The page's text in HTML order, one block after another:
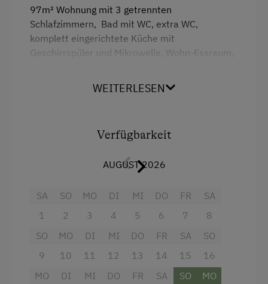
Garten/Wiese
Hausgarten
Mithilfe am Hof
Stallbekleidung
Kinder-Ausstattung
Kinderspielplatz
97m² Wohnung mit 3 getrennten
Schlafzimmern, Bad mit WC, extra WC,
komplett eingerichtete Küche mit
Geschirrspüler und Mikrowelle, Wohn-Essraum,
Tischtennis, Tiere streicheln, , geführte Alm-
Schwimmbäder, mit Bus und Bahn in ganz
Ausstattung
Küche
Kühlschrank
Wlan
Doppelbett
WEITERLESEN
Verfügbarkeit
AUGUST 2026
SA
1
SO
2
MO
3
DI
4
MI
5
DO
6
FR
7
SA
8
SO
9
MO
10
DI
11
MI
12
DO
13
FR
14
SA
15
SO
16
MO
DI
MI
DO
FR
SA
SO
MO